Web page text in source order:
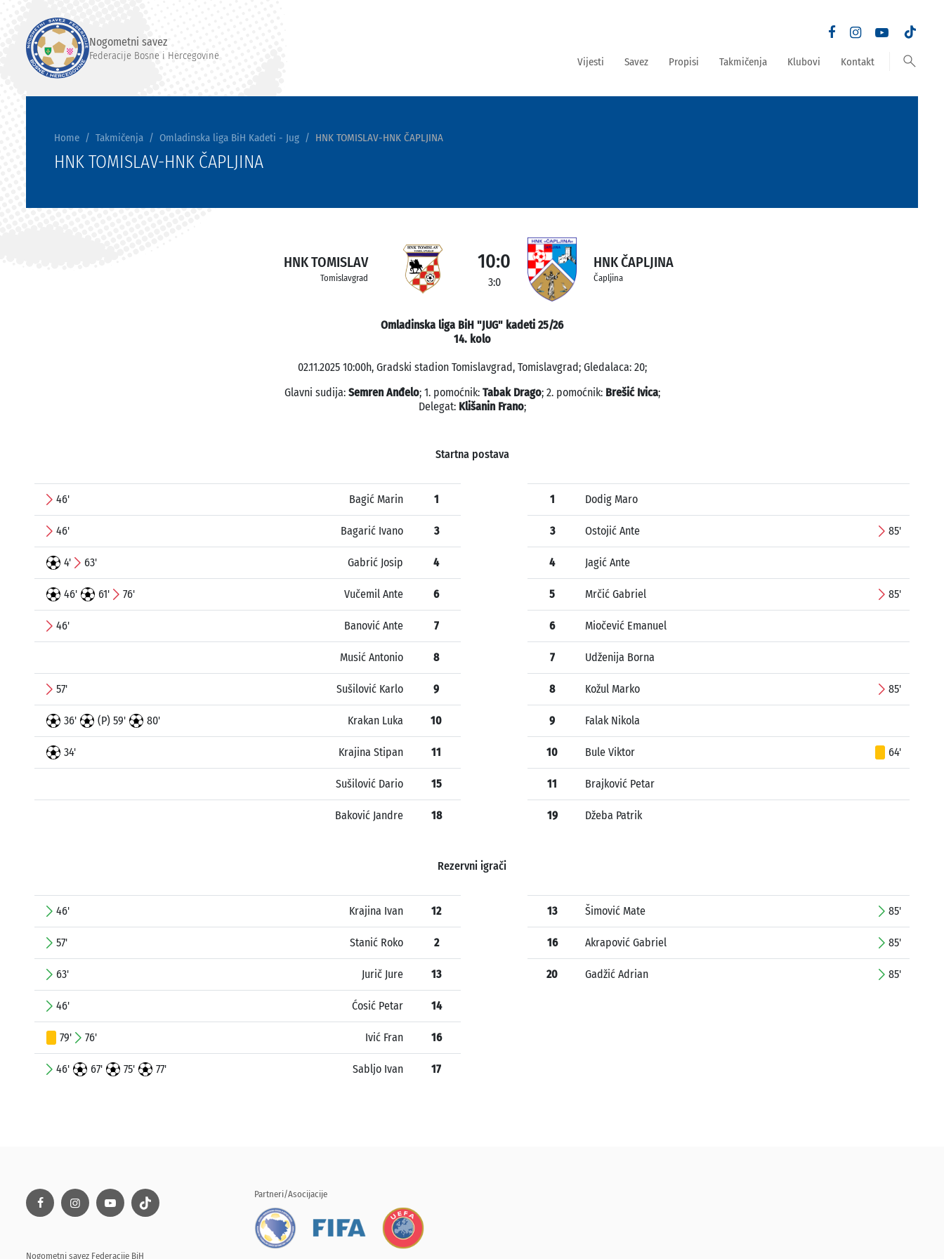
Nogometni savez
Federacije Bosne i Hercegovine Vijesti Savez Propisi Takmičenja Klubovi Kontakt search
Home Takmičenja Omladinska liga BiH Kadeti - Jug HNK TOMISLAV-HNK ČAPLJINA
HNK TOMISLAV-HNK ČAPLJINA
HNK TOMISLAV
Tomislavgrad
10:0
3:0
HNK ČAPLJINA
Čapljina
Omladinska liga BiH "JUG" kadeti 25/26
14. kolo
02.11.2025 10:00h, Gradski stadion Tomislavgrad, Tomislavgrad; Gledalaca: 20;
Glavni sudija: Semren Anđelo; 1. pomoćnik: Tabak Drago; 2. pomoćnik: Brešić Ivica;
Delegat: Klišanin Frano;
Startna postava
46' Bagić Marin 1
46' Bagarić Ivano 3
4' 63' Gabrić Josip 4
46' 61' 76' Vučemil Ante 6
46' Banović Ante 7
Musić Antonio 8
57' Sušilović Karlo 9
36' (P) 59' 80' Krakan Luka 10
34' Krajina Stipan 11
Sušilović Dario 15
Baković Jandre 18
1 Dodig Maro
3 Ostojić Ante 85'
4 Jagić Ante
5 Mrčić Gabriel 85'
6 Miočević Emanuel
7 Udženija Borna
8 Kožul Marko 85'
9 Falak Nikola
10 Bule Viktor 64'
11 Brajković Petar
19 Džeba Patrik
Rezervni igrači
46' Krajina Ivan 12
57' Stanić Roko 2
63' Jurič Jure 13
46' Ćosić Petar 14
79' 76' Ivić Fran 16
46' 67' 75' 77' Sabljo Ivan 17
13 Šimović Mate 85'
16 Akrapović Gabriel 85'
20 Gadžić Adrian 85'
Nogometni savez Federacije BiH
Partneri/Asocijacije